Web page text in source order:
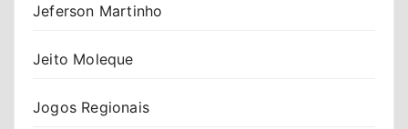
Jeferson Martinho
Jeito Moleque
Jogos Regionais